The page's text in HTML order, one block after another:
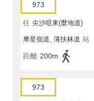
973
往 尖沙咀東(麼地道)
摩星嶺道, 薄扶林道 站
距離 200m
973